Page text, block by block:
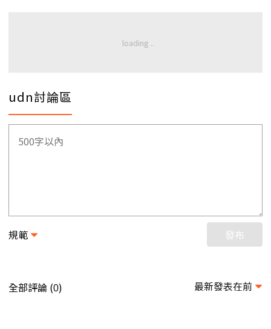
udn討論區
規範 發布
全部評論 (0) 最新發表在前